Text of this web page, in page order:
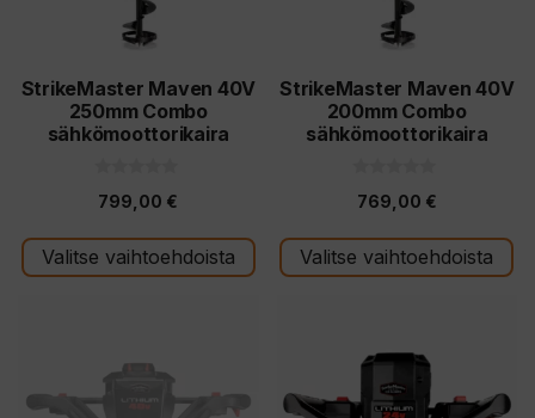
StrikeMaster Maven 40V
250mm Combo
sähkömoottorikaira
5
s
t
ä
799,00 €
Valitse vaihtoehdoista
StrikeMaster Maven 40V
200mm Combo
sähkömoottorikaira
5
s
t
ä
769,00 €
Valitse vaihtoehdoista